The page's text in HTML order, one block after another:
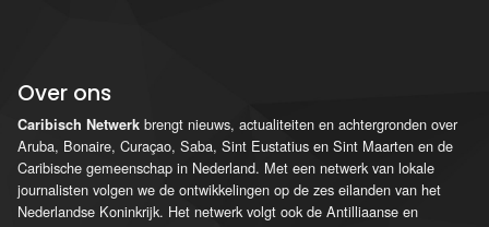
Over ons
Caribisch Netwerk brengt nieuws, actualiteiten en achtergronden over
Aruba, Bonaire, Curaçao, Saba, Sint Eustatius en Sint Maarten en de
Caribische gemeenschap in Nederland. Met een netwerk van lokale
journalisten volgen we de ontwikkelingen op de zes eilanden van het
Nederlandse Koninkrijk. Het netwerk volgt ook de Antilliaanse en